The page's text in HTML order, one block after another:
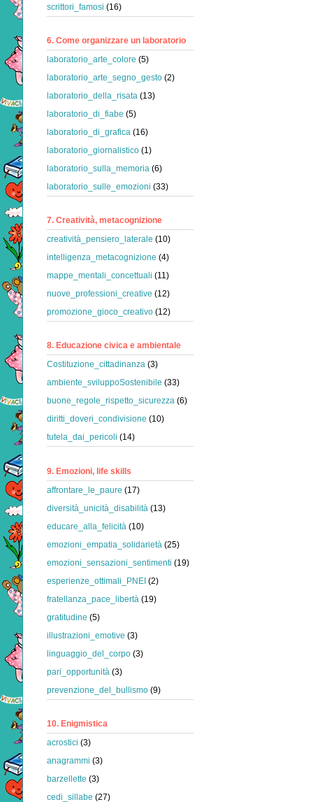
scrittori_famosi (16)
6. Come organizzare un laboratorio
laboratorio_arte_colore (5)
laboratorio_arte_segno_gesto (2)
laboratorio_della_risata (13)
laboratorio_di_fiabe (5)
laboratorio_di_grafica (16)
laboratorio_giornalistico (1)
laboratorio_sulla_memoria (6)
laboratorio_sulle_emozioni (33)
7. Creatività, metacognizione
creatività_pensiero_laterale (10)
intelligenza_metacognizione (4)
mappe_mentali_concettuali (11)
nuove_professioni_creative (12)
promozione_gioco_creativo (12)
8. Educazione civica e ambientale
Costituzione_cittadinanza (3)
ambiente_sviluppoSostenibile (33)
buone_regole_rispetto_sicurezza (6)
diritti_doveri_condivisione (10)
tutela_dai_pericoli (14)
9. Emozioni, life skills
affrontare_le_paure (17)
diversità_unicità_disabilità (13)
educare_alla_felicità (10)
emozioni_empatia_solidarietà (25)
emozioni_sensazioni_sentimenti (19)
esperienze_ottimali_PNEI (2)
fratellanza_pace_libertà (19)
gratitudine (5)
illustrazioni_emotive (3)
linguaggio_del_corpo (3)
pari_opportunità (3)
prevenzione_del_bullismo (9)
10. Enigmistica
acrostici (3)
anagrammi (3)
barzellette (3)
cedi_sillabe (27)